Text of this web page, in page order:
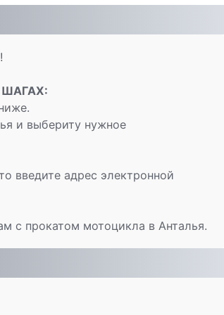
и выбериту нужное
введите адрес электронной
с прокатом мотоцикла в Анталья.